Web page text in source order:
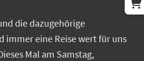
die dazugehörige
immer eine Reise wert für uns
Mal am Samstag,